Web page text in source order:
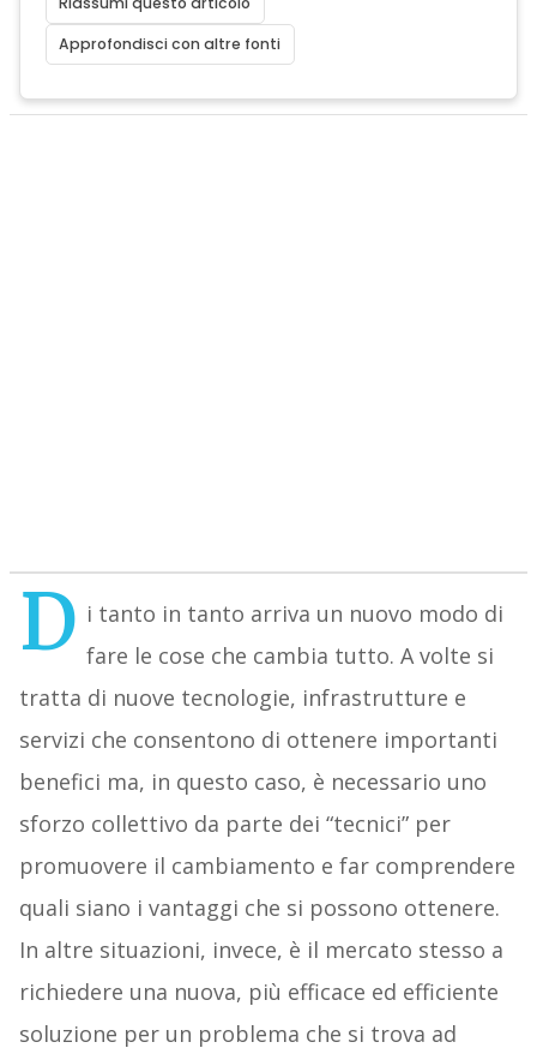
Approfondisci con altre fonti
D i tanto in tanto arriva un nuovo modo di
fare le cose che cambia tutto. A volte si
tratta di nuove tecnologie, infrastrutture e
servizi che consentono di ottenere importanti
benefici ma, in questo caso, è necessario uno
sforzo collettivo da parte dei “tecnici” per
promuovere il cambiamento e far comprendere
quali siano i vantaggi che si possono ottenere.
In altre situazioni, invece, è il mercato stesso a
richiedere una nuova, più efficace ed efficiente
soluzione per un problema che si trova ad